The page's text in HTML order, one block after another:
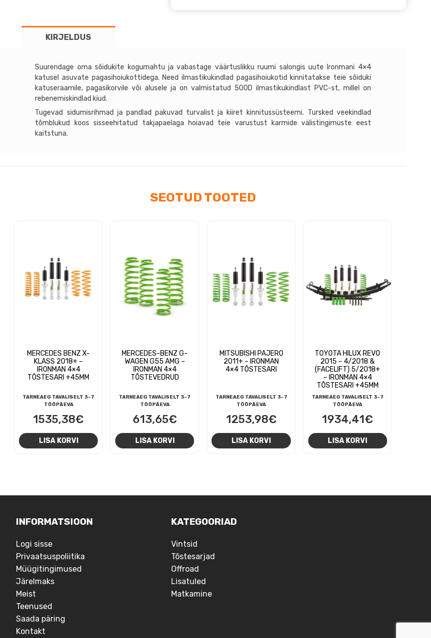
KIRJELDUS
Suurendage oma sõidukite kogumahtu ja vabastage väärtuslikku ruumi salongis uute Ironmani 4×4
katusel asuvate pagasihoiukottidega. Need ilmastikukindlad pagasihoiukotid kinnitatakse teie sõiduki
katuseraamile, pagasikorvile või alusele ja on valmistatud 500D ilmastikukindlast PVC-st, millel on
rebenemiskindlad kiud.
Tugevad sidumisrihmad ja pandlad pakuvad turvalist ja kiiret kinnitussüsteemi. Tursked veekindlad
tõmblukud koos sisseehitatud takjapaelaga hoiavad teie varustust karmide välistingimuste eest
kaitstuna.
SEOTUD TOOTED
MERCEDES BENZ X-
KLASS 2018+ –
IRONMAN 4×4
TÕSTESARI +45MM
TARNEAEG TAVALISELT 3-7
TÖÖPÄEVA
1535,38€
LISA KORVI
MERCEDES-BENZ G-
WAGEN G55 AMG –
IRONMAN 4×4
TÕSTEVEDRUD
TARNEAEG TAVALISELT 3-7
TÖÖPÄEVA
613,65€
LISA KORVI
MITSUBISHI PAJERO
2011+ – IRONMAN
4×4 TÕSTESARI
TARNEAEG TAVALISELT 3-7
TÖÖPÄEVA
1253,98€
LISA KORVI
TOYOTA HILUX REVO
2015 – 4/2018 &
(FACELIFT) 5/2018+
– IRONMAN 4×4
TÕSTESARI +45MM
TARNEAEG TAVALISELT 3-7
TÖÖPÄEVA
1934,41€
LISA KORVI
INFORMATSIOON
Logi sisse
Privaatsuspoliitika
Müügitingimused
Järelmaks
Meist
Teenused
Saada päring
Kontakt
KATEGOORIAD
Vintsid
Tõstesarjad
Offroad
Lisatuled
Matkamine